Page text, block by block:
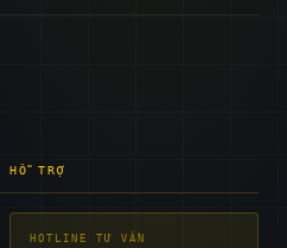
HỖ TRỢ
HOTLINE TƯ VẤN